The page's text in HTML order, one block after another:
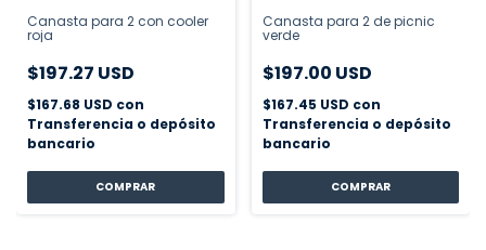
Canasta para 2 con cooler
roja
$197.27 USD
$167.68 USD con
Transferencia o depósito
bancario
Canasta para 2 de picnic
verde
$197.00 USD
$167.45 USD con
Transferencia o depósito
bancario